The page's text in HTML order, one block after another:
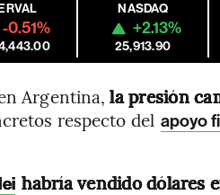
-0.51%
NASDAQ
+2.13%
25,913.90
Argentina, la presión
respecto del apoyo
habría vendido dólares